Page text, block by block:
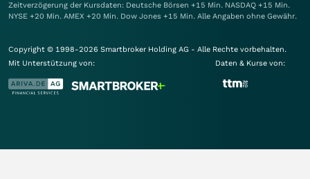
Zeitverzögerung der Kursdaten: Deutsche Börsen +15 Min. NASDAQ +15 Min.
NYSE +20 Min. AMEX +20 Min. Dow Jones +15 Min. Alle Angaben ohne Gewähr.
Copyright © 1998-2026 Smartbroker Holding AG - Alle Rechte vorbehalten.
Mit Unterstützung von:
Daten & Kurse von: